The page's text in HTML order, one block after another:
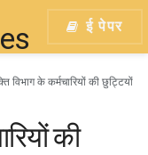
ई पेपर
विभाग के कर्मचारियों की छुट्टियों
की